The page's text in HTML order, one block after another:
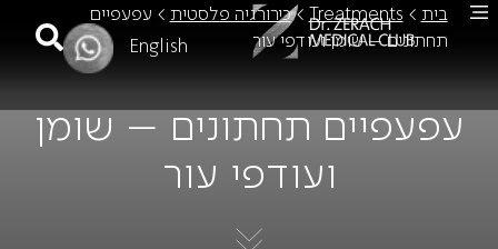
English
בית >
Treatments
>כירורגיה פלסטית > עפעפיים
תחתונים – שומן ועודפי עור
עפעפיים תחתונים – שומן
ועודפי עור